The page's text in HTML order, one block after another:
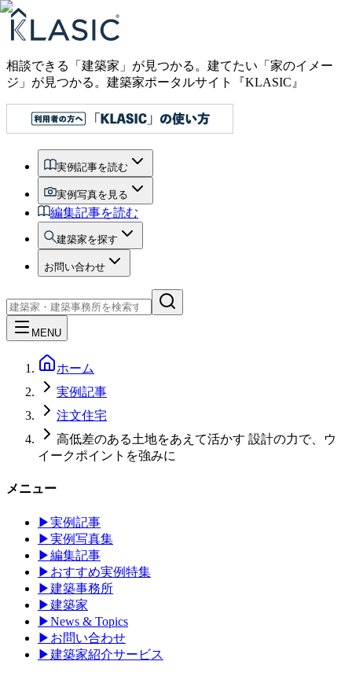
相談できる「建築家」が見つかる。建てたい「家のイメー
ジ」が見つかる。 建築家ポータルサイト『KLASIC』
実例記事を読む
実例写真を見る
編集記事を読む
建築家を探す
お問い合わせ
MENU
ホーム
実例記事
注文住宅
高低差のある土地をあえて活かす 設計の力で、ウ
イークポイントを強みに
メニュー
▶実例記事
▶実例写真集
▶編集記事
▶ おすすめ実例特集
▶建築事務所
▶建築家
▶News & Topics
▶ お問い合わせ
▶建築家紹介サービス